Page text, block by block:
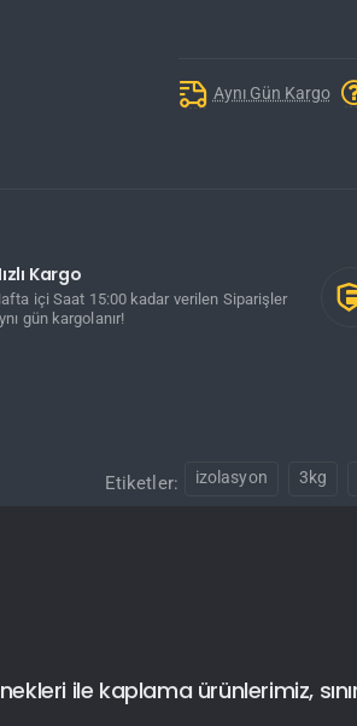
Aynı Gün Kargo
Kargo
içi Saat 15:00 kadar verilen Siparişler
gün kargolanır!
Etiketler: izolasyon 3kg
ile kaplama ürünlerimiz,